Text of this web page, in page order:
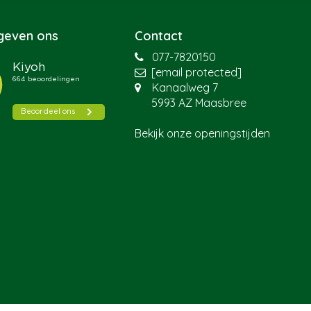
ons Contact
077-7820150
[email protected]
Kanaalweg 7
5993 AZ Maasbree
Bekijk onze openingstijden